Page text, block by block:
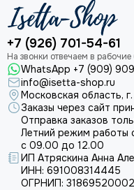
+7 (926) 701-54-61
WhatsApp +7 (909)
info@isetta-shop.ru
Московская область,
Заказы через сайт
Отправка заказов
Летний режим работы
с 09.00 до 12.00
ИП Атряскина Анна
ИНН: 691008314445
ОГРНИП: